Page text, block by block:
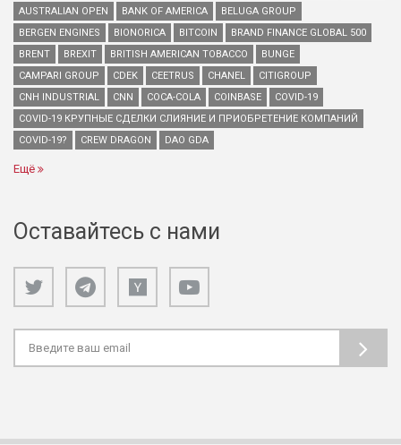
AUSTRALIAN OPEN
BANK OF AMERICA
BELUGA GROUP
BERGEN ENGINES
BIONORICA BITCOIN
BRAND FINANCE GLOBAL 500
BRENT
BREXIT BRITISH AMERICAN TOBACCO
BUNGE
CAMPARI GROUP
CDEK CEETRUS CHANEL
CITIGROUP
CNH INDUSTRIAL
CNN COCA-COLA COINBASE
COVID-19
COVID-19 КРУПНЫЕ СДЕЛКИ СЛИЯНИЕ И ПРИОБРЕТЕНИЕ КОМПАНИЙ
COVID-19?
CREW DRAGON DAO GDA
Ещё
Оставайтесь с нами